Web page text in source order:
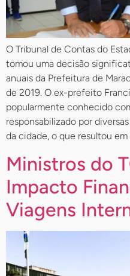
O Tribunal de Contas do
tomou uma decisão
anuais da Prefeitura de
de 2019. O ex-prefeito
popularmente conhecido
responsabilizado por
da cidade, o que resultou
Ministros do
Impacto
Viagens